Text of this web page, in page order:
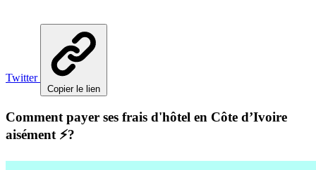
Twitter
Copier le lien
Comment payer ses frais d'hôtel en Côte d’Ivoire
aisément ⚡️?